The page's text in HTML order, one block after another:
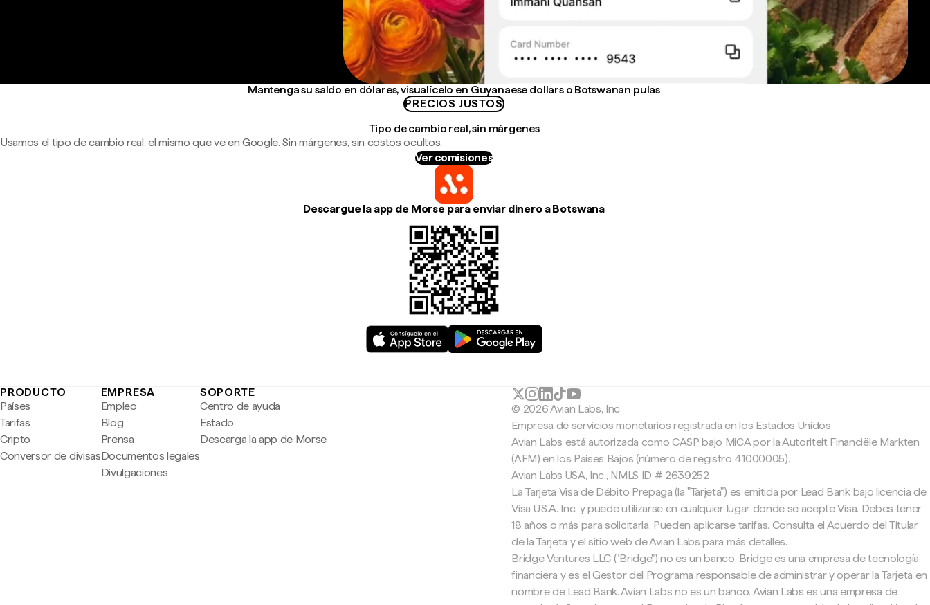
Mantenga su saldo en dólares, visualícelo en Guyanaese dollars o Botswanan pulas
PRECIOS JUSTOS
Tipo de cambio real, sin márgenes
Usamos el tipo de cambio real, el mismo que ve en Google. Sin márgenes, sin costos ocultos.
Ver comisiones
Descargue la app de Morse para enviar dinero a Botswana
PRODUCTO
Países
Tarifas
Cripto
Conversor de divisas
EMPRESA
Empleo
Blog
Prensa
Documentos legales
Divulgaciones
SOPORTE
Centro de ayuda
Estado
Descarga la app de Morse
© 2026 Avian Labs, Inc
Empresa de servicios monetarios registrada en los Estados Unidos
Avian Labs está autorizada como CASP bajo MiCA por la Autoriteit Financiële Markten
(AFM) en los Países Bajos (número de registro 41000005).
Avian Labs USA, Inc., NMLS ID # 2639252
La Tarjeta Visa de Débito Prepaga (la "Tarjeta") es emitida por Lead Bank bajo licencia de
Visa U.S.A. Inc. y puede utilizarse en cualquier lugar donde se acepte Visa. Debes tener
18 años o más para solicitarla. Pueden aplicarse tarifas. Consulta el Acuerdo del Titular
de la Tarjeta y el sitio web de Avian Labs para más detalles.
Bridge Ventures LLC ("Bridge") no es un banco. Bridge es una empresa de tecnología
financiera y es el Gestor del Programa responsable de administrar y operar la Tarjeta en
nombre de Lead Bank. Avian Labs no es un banco. Avian Labs es una empresa de